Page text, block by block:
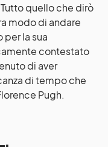
quello che dirò
modo di andare
per la sua
contestato
di aver
di tempo che
Pugh.